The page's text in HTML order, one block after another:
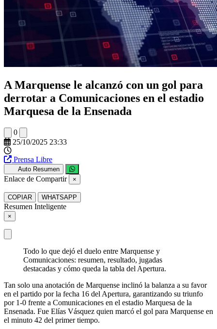
A Marquense le alcanzó con un gol para
derrotar a Comunicaciones en el estadio
Marquesa de la Ensenada
0
25/10/2025 23:33
Prensa Libre
Auto Resumen
Enlace de Compartir ×
COPIAR WHATSAPP
Resumen Inteligente
×
Todo lo que dejó el duelo entre Marquense y
Comunicaciones: resumen, resultado, jugadas
destacadas y cómo queda la tabla del Apertura.
Tan solo una anotación de Marquense inclinó la balanza a su favor
en el partido por la fecha 16 del Apertura, garantizando su triunfo
por 1-0 frente a Comunicaciones en el estadio Marquesa de la
Ensenada. Fue Elías Vásquez quien marcó el gol para Marquense en
el minuto 42 del primer tiempo.